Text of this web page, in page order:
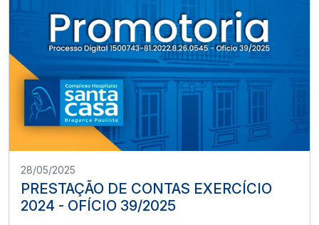
28/05/2025
PRESTAÇÃO DE CONTAS EXERCÍCIO
2024 - OFÍCIO 39/2025